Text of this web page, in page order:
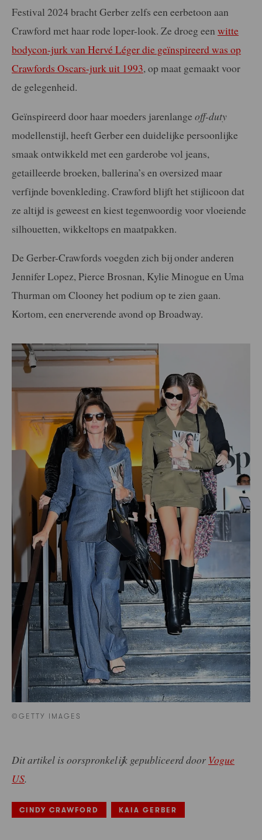
Festival 2024 bracht Gerber zelfs een eerbetoon aan
Crawford met haar rode loper-look. Ze droeg een witte
bodycon-jurk van Hervé Léger die geïnspireerd was op
Crawfords Oscars-jurk uit 1993, op maat gemaakt voor
de gelegenheid.
Geïnspireerd door haar moeders jarenlange off-duty
modellenstijl, heeft Gerber een duidelijke persoonlijke
smaak ontwikkeld met een garderobe vol jeans,
getailleerde broeken, ballerina’s en oversized maar
verfijnde bovenkleding. Crawford blijft het stijlicoon dat
ze altijd is geweest en kiest tegenwoordig voor vloeiende
silhouetten, wikkeltops en maatpakken.
De Gerber-Crawfords voegden zich bij onder anderen
Jennifer Lopez, Pierce Brosnan, Kylie Minogue en Uma
Thurman om Clooney het podium op te zien gaan.
Kortom, een enerverende avond op Broadway.
©GETTY IMAGES
Dit artikel is oorspronkelijk gepubliceerd door Vogue
US.
CINDY CRAWFORD KAIA GERBER